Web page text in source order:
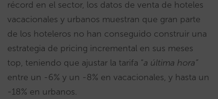
récord en el sector, los datos de venta de hoteles
vacacionales y urbanos muestran que gran parte
de los hoteleros no han conseguido construir una
estrategia de pricing incremental en sus meses
top, teniendo que ajustar la tarifa “a última hora”
entre un -6% y un -8% en vacacionales, y hasta un
-18% en urbanos.